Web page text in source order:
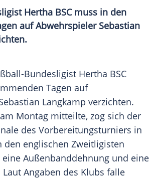
Hertha BSC muss in den
auf Abwehrspieler Sebastian
Bundesligist Hertha BSC
Tagen auf
Langkamp verzichten.
Montag mitteilte, zog sich der
des Vorbereitungsturniers in
den englischen Zweitligisten
eine Außenbanddehnung und eine
Angaben des Klubs falle